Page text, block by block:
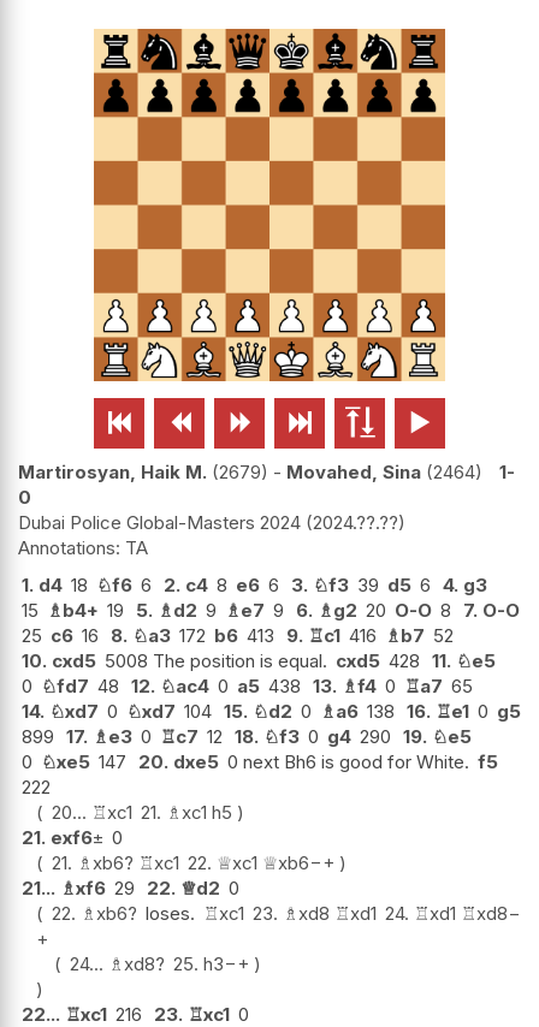
     
Martirosyan, Haik M. 2679 - Movahed, Sina 2464
1-
0
Dubai Police Global-Masters 2024 2024.??.??
TA
1. d4 18 ♘f6 6 2. c4 8 e6 6 3. ♘f3 39 d5 6 4. g3
15 ♗b4+ 19 5. ♗d2 9 ♗e7 9 6. ♗g2 20 O-O 8 7. O-O
25 c6 16 8. ♘a3 172 b6 413 9. ♖c1 416 ♗b7 52
10. cxd5 5008 The position is equal. cxd5 428 11. ♘e5
0 ♘fd7 48 12. ♘ac4 0 a5 438 13. ♗f4 0 ♖a7 65
14. ♘xd7 0 ♘xd7 104 15. ♘d2 0 ♗a6 138 16. ♖e1 0 g5
899 17. ♗e3 0 ♖c7 12 18. ♘f3 0 g4 290 19. ♘e5
0 ♘xe5 147 20. dxe5 0 next Bh6 is good for White. f5
222
20... ♖xc1 21. ♗xc1 h5
21. exf6± 0
21. ♗xb6? ♖xc1 22. ♕xc1 ♕xb6−+
21... ♗xf6 29 22. ♕d2 0
22. ♗xb6? loses. ♖xc1 23. ♗xd8 ♖xd1 24. ♖xd1 ♖xd8−
+
24... ♗xd8? 25. h3−+
22... ♖xc1 216 23. ♖xc1 0